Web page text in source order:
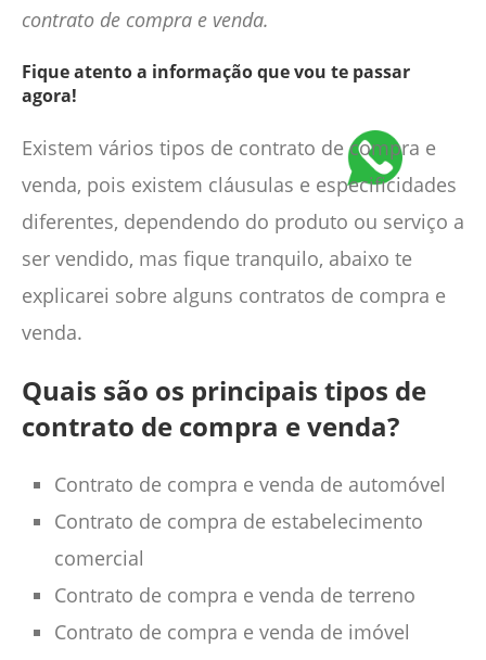
contrato de compra e venda.
Fique atento a informação que vou te passar
agora!
Existem vários tipos de contrato de compra e
venda, pois existem cláusulas e especificidades
diferentes, dependendo do produto ou serviço a
ser vendido, mas fique tranquilo, abaixo te
explicarei sobre alguns contratos de compra e
venda.
Quais são os principais tipos de
contrato de compra e venda?
Contrato de compra e venda de automóvel
Contrato de compra de estabelecimento
comercial
Contrato de compra e venda de terreno
Contrato de compra e venda de imóvel